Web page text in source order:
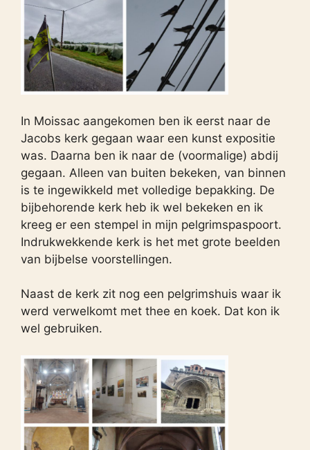
In Moissac aangekomen ben ik eerst naar de
Jacobs kerk gegaan waar een kunst expositie
was. Daarna ben ik naar de (voormalige) abdij
gegaan. Alleen van buiten bekeken, van binnen
is te ingewikkeld met volledige bepakking. De
bijbehorende kerk heb ik wel bekeken en ik
kreeg er een stempel in mijn pelgrimspaspoort.
Indrukwekkende kerk is het met grote beelden
van bijbelse voorstellingen.
Naast de kerk zit nog een pelgrimshuis waar ik
werd verwelkomt met thee en koek. Dat kon ik
wel gebruiken.